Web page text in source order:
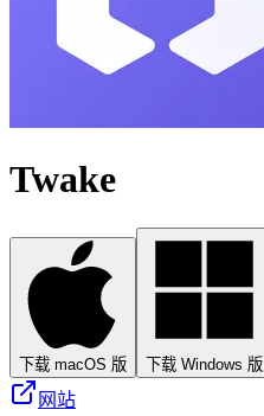
Twake
下载 macOS 版 下载 Windows 版
网站